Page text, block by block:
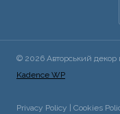
© 2026 Авторський декор
Kadence WP
Privacy Policy | Cookies